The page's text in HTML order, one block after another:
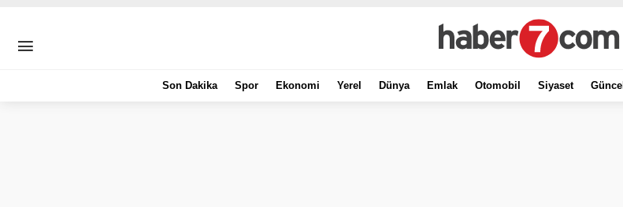
Son Dakika Spor Ekonomi Yerel Dünya Emlak Otomobil Siyaset Güncel